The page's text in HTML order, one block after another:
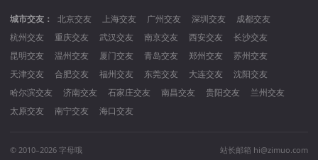
城市交友： 北京交友 上海交友 广州交友 深圳交友
成都交友
杭州交友
重庆交友 武汉交友 南京交友 西安交友
长沙交友
昆明交友
温州交友 厦门交友 青岛交友 郑州交友
苏州交友
天津交友
合肥交友 福州交友 东莞交友 大连交友
沈阳交友
哈尔滨交友
济南交友 石家庄交友 南昌交友 贵阳交友
兰州交友
太原交友
南宁交友 海口交友
© 2010–2026 字母哦 站长邮箱 hi@zimuo.com